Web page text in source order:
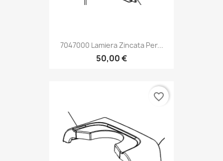
7047000 Lamiera Zincata Per...
50,00 €
favorite_border